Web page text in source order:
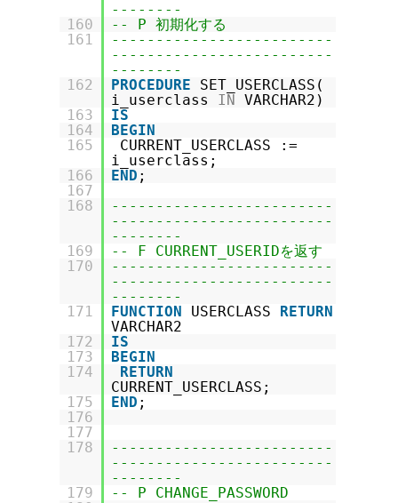
--------
160
-- P 初期化する
161
-------------------------
-------------------------
--------
162
PROCEDURE
SET_USERCLASS(
i_userclass IN VARCHAR2)
163
IS
164
BEGIN
165
CURRENT_USERCLASS :=
i_userclass;
166
END ;
167
168
-------------------------
-------------------------
--------
169
-- F CURRENT_USERIDを返す
170
-------------------------
-------------------------
--------
171
FUNCTION USERCLASS RETURN
VARCHAR2
172
IS
173
BEGIN
174
RETURN
CURRENT_USERCLASS;
175
END ;
176
177
178
-------------------------
-------------------------
--------
179
-- P CHANGE_PASSWORD